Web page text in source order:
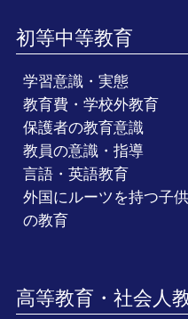
初等中等教育
学習意識・実態
教育費・学校外教育
保護者の教育意識
教員の意識・指導
言語・英語教育
外国にルーツを持つ子供
の教育
高等教育・社会人